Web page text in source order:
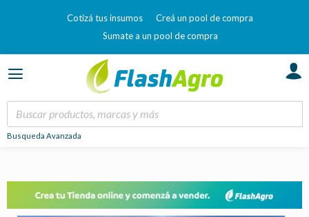
Cotizá tus insumos
Creá un pool de compra
Sumate a un pool de compra
Busqueda Avanzada